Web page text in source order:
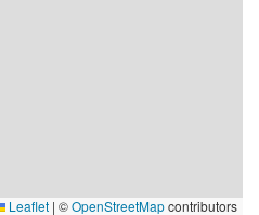
Leaflet | ©OpenStreetMapcontributors